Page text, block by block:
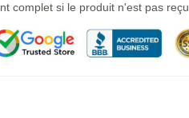
complet si le produit n'est pas reçu